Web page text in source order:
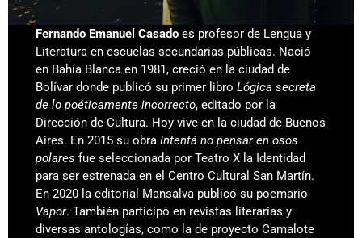
Fernando Emanuel Casado es profesor de Lengua y
Literatura en escuelas secundarias públicas. Nació
en Bahía Blanca en 1981, creció en la ciudad de
Bolívar donde publicó su primer libro Lógica secreta
de lo poéticamente incorrecto, editado por la
Dirección de Cultura. Hoy vive en la ciudad de Buenos
Aires. En 2015 su obraIntentá no pensar en osos
polares fue seleccionada por Teatro X la Identidad
para ser estrenada en el Centro Cultural San Martín.
En 2020 la editorial Mansalva publicó su poemario
Vapor. También participó en revistas literarias y
diversas antologías, como la de proyecto Camalote